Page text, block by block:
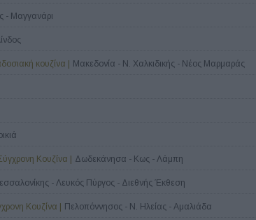
- Μαγγανάρι
κουζίνα | Μακεδονία - Ν. Χαλκιδικής - Νέος Μαρμαράς
Κουζίνα | Δωδεκάνησα - Κως - Λάμπη
- Λευκός Πύργος - Διεθνής Έκθεση
Κουζίνα | Πελοπόννησος - Ν. Ηλείας - Αμαλιάδα